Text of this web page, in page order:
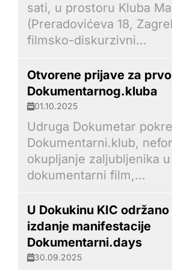
sati, u prostoru Kluba
(Preradovićeva 18,
filmsko-diskurzivni...
Otvorene prijave za
Dokumentarnog.kluba
01.10.2025
Udruga Dokumetar
Dokumentarni.klub,
okupljanje zaljubljenika u
dokumentarni film,...
U Dokukinu KIC
izdanje manifestacije
Dokumentarni.days
30.09.2025